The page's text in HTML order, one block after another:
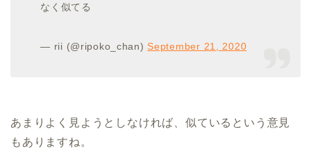
なく似てる
— rii (@ripoko_chan)September 21, 2020
あまりよく見ようとしなければ、似ているという意見
もありますね。